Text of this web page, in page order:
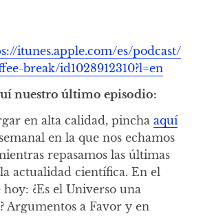
itunes.apple.com/es/podcast/
break/id1028912310?l=en
nuestro último episodio:
en alta calidad, pincha aquí
en la que nos echamos
repasamos las últimas
actualidad científica. En el
¿Es el Universo una
Argumentos a Favor y en